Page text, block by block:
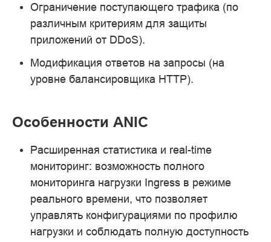
Ограничение поступающего трафика (по
различным критериям для защиты
приложений от DDoS).
Модификация ответов на запросы (на
уровне балансировщика HTTP).
Особенности ANIC
Расширенная статистика и real-time
мониторинг: возможность полного
мониторинга нагрузки Ingress в режиме
реального времени, что позволяет
управлять конфигурациями по профилю
нагрузки и соблюдать полную доступность